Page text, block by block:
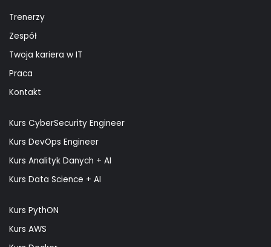
Trenerzy
Zespół
Twoja kariera w IT
Praca
Kontakt
Kurs CyberSecurity Engineer
Kurs DevOps Engineer
Kurs Analityk Danych + AI
Kurs Data Science + AI
Kurs PythON
Kurs AWS